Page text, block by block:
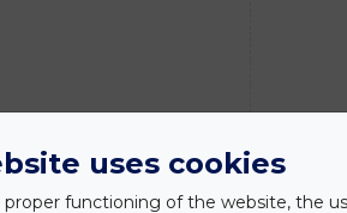
uses cookies
proper functioning of the website, the